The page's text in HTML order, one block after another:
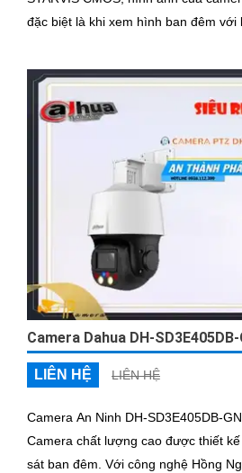
đặc biệt là khi xem hình ban đêm với
Camera Dahua DH-SD3E405DB-
LIÊN HỆ LIÊN HỆ
Camera An Ninh DH-SD3E405DB-
Camera chất lượng cao được thiết
sát ban đêm. Với công nghệ Hồng Ngoại, Camera có khả